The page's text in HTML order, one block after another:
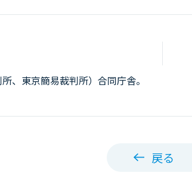
、東京簡易裁判所）合同庁舎。
戻る